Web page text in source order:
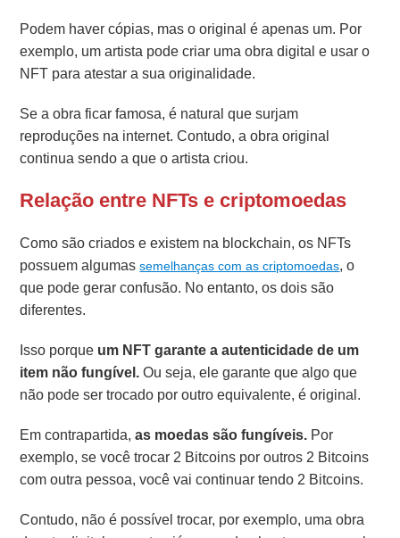
Podem haver cópias, mas o original é apenas um. Por
exemplo, um artista pode criar uma obra digital e usar o
NFT para atestar a sua originalidade.
Se a obra ficar famosa, é natural que surjam
reproduções na internet. Contudo, a obra original
continua sendo a que o artista criou.
Relação entre NFTs e criptomoedas
Como são criados e existem na blockchain, os NFTs
possuem algumassemelhanças com as criptomoedas, o
que pode gerar confusão. No entanto, os dois são
diferentes.
Isso porque um NFT garante a autenticidade de um
item não fungível.Ou seja, ele garante que algo que
não pode ser trocado por outro equivalente, é original.
Em contrapartida,as moedas são fungíveis. Por
exemplo, se você trocar 2 Bitcoins por outros 2 Bitcoins
com outra pessoa, você vai continuar tendo 2 Bitcoins.
Contudo, não é possível trocar, por exemplo, uma obra